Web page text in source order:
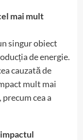
mai mult
singur obiect
de energie.
cauzată de
mult mai
cea a